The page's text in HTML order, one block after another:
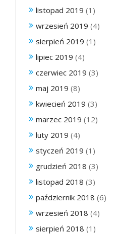
listopad 2019 (1)
wrzesień 2019 (4)
sierpień 2019 (1)
lipiec 2019 (4)
czerwiec 2019 (3)
maj 2019 (8)
kwiecień 2019 (3)
marzec 2019 (12)
luty 2019 (4)
styczeń 2019 (1)
grudzień 2018 (3)
listopad 2018 (3)
październik 2018 (6)
wrzesień 2018 (4)
sierpień 2018 (1)